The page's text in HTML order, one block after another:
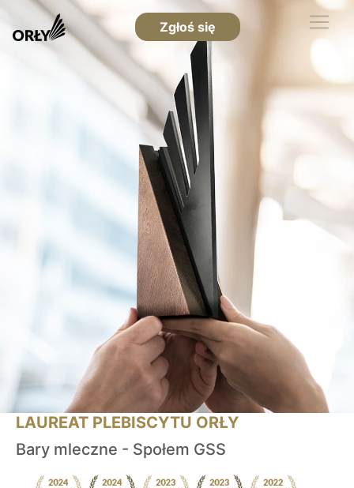
Zgłoś się
LAUREAT PLEBISCYTU ORŁY
Bary mleczne - Społem GSS